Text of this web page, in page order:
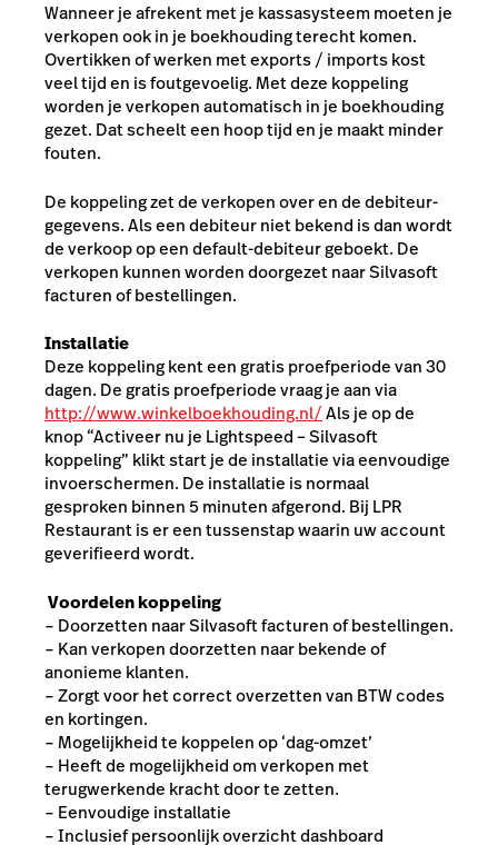
Wanneer je afrekent met je kassasysteem moeten je
verkopen ook in je boekhouding terecht komen.
Overtikken of werken met exports / imports kost
veel tijd en is foutgevoelig. Met deze koppeling
worden je verkopen automatisch in je boekhouding
gezet. Dat scheelt een hoop tijd en je maakt minder
fouten.
De koppeling zet de verkopen over en de debiteur-
gegevens. Als een debiteur niet bekend is dan wordt
de verkoop op een default-debiteur geboekt. De
verkopen kunnen worden doorgezet naar Silvasoft
facturen of bestellingen.
Installatie
Deze koppeling kent een gratis proefperiode van 30
dagen. De gratis proefperiode vraag je aan via
http://www.winkelboekhouding.nl/Als je op de
knop “Activeer nu je Lightspeed – Silvasoft
koppeling” klikt start je de installatie via eenvoudige
invoerschermen. De installatie is normaal
gesproken binnen 5 minuten afgerond. Bij LPR
Restaurant is er een tussenstap waarin uw account
geverifieerd wordt.
Voordelen koppeling
− Doorzetten naar Silvasoft facturen of bestellingen.
− Kan verkopen doorzetten naar bekende of
anonieme klanten.
− Zorgt voor het correct overzetten van BTW codes
en kortingen.
− Mogelijkheid te koppelen op ‘dag-omzet’
− Heeft de mogelijkheid om verkopen met
terugwerkende kracht door te zetten.
− Eenvoudige installatie
− Inclusief persoonlijk overzicht dashboard